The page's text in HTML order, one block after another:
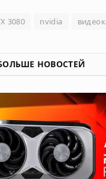
3080 nvidia
НОВОСТЕЙ